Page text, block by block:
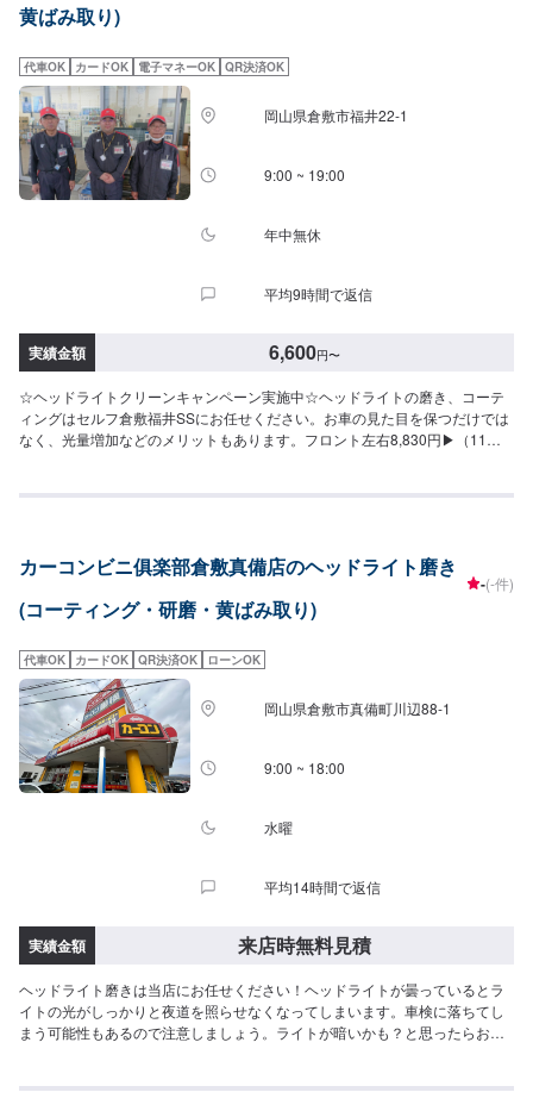
黄ばみ取り)
代車OK カードOK 電子マネーOK QR決済OK
岡山県倉敷市福井22-1
9:00 ~ 19:00
年中無休
平均9時間で返信
実績金額 6,600円〜
☆ヘッドライトクリーンキャンペーン実施中☆ヘッドライトの磨き、コーテ
ィングはセルフ倉敷福井SSにお任せください。お車の見た目を保つだけでは
なく、光量増加などのメリットもあります。フロント左右8,830円▶（11月
カーコンビニ俱楽部倉敷真備店のヘッドライト磨き
(コーティング・研磨・黄ばみ取り)
-(-件)
代車OK カードOK QR決済OK ローンOK
岡山県倉敷市真備町川辺88-1
9:00 ~ 18:00
水曜
平均14時間で返信
実績金額 来店時無料見積
ヘッドライト磨きは当店にお任せください！ヘッドライトが曇っているとラ
イトの光がしっかりと夜道を照らせなくなってしまいます。車検に落ちてし
まう可能性もあるので注意しましょう。ライトが暗いかも？と思ったらお気
トラック、外国車対応は出来かねますのでご了承ください。保険事故修理、